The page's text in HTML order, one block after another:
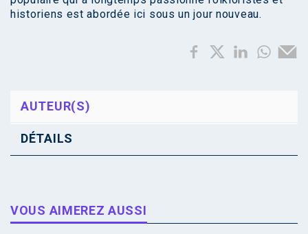
historiens est abordée ici sous un jour nouveau.
AUTEUR(S)
DÉTAILS
VOUS AIMEREZ AUSSI